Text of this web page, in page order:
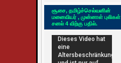
சூசை, தமிழ்ச்செல்வனின்
மனைவியர் , முன்னாள் புலிகள்
சனல் 4 விற்கு பதில்.